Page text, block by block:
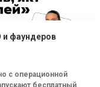
и фаундеров
с операционной
бесплатный